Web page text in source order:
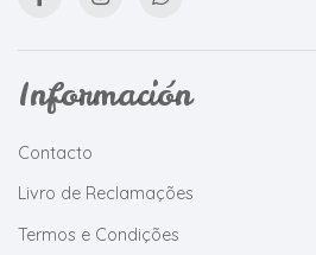
Información
Contacto
Livro de Reclamações
Termos e Condições